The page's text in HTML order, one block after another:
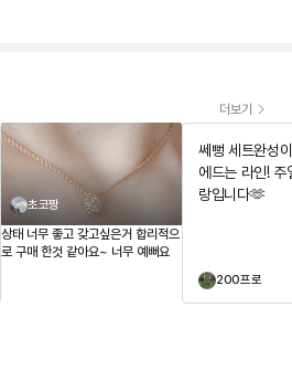
더보기
초코짱
상태 너무 좋고 갖고싶은거 합리적으
로 구매 한것 같아요~ 너무 예뻐요
쎄뻥 세트완성
에드는 라인! 주얼리는 사
랑입니다🫶
200프로